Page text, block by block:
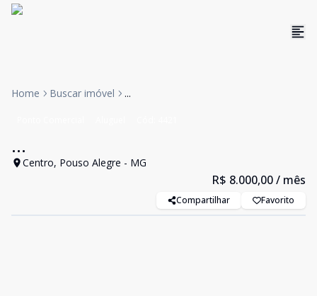
Home Buscar imóvel ...
...
Centro, Pouso Alegre - MG
R$ 8.000,00/ mês
Compartilhar Favorito